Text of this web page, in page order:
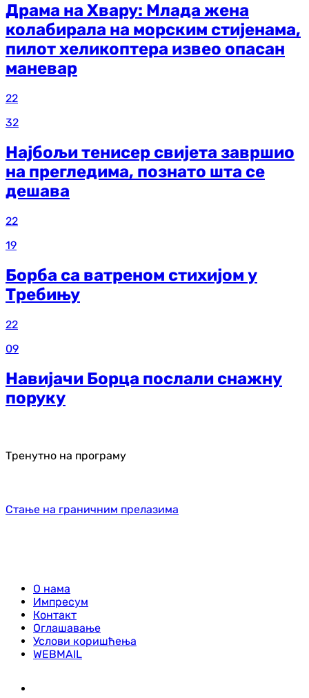
Драма на Хвару: Млада жена
колабирала на морским стијенама,
пилот хеликоптера извео опасан
маневар
22
32
Најбољи тенисер свијета завршио
на прегледима, познато шта се
дешава
22
19
Борба са ватреном стихијом у
Требињу
22
09
Навијачи Борца послали снажну
поруку
Тренутно на програму
Стање на граничним прелазима
О нама
Импресум
Контакт
Оглашавање
Услови коришћења
WEBMAIL